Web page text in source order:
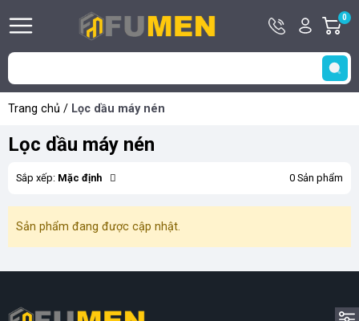
Hotline
0929
406
Tài
khoản
Hello,
Khách
0
Trang chủ / Lọc dầu máy nén
Lọc dầu máy nén
Sắp xếp: Mặc định 0 Sản phẩm
Sản phẩm đang được cập nhật.